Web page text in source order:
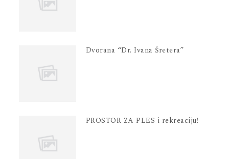
Dvorana “Dr. Ivana Šretera”
PROSTOR ZA PLES i rekreaciju!